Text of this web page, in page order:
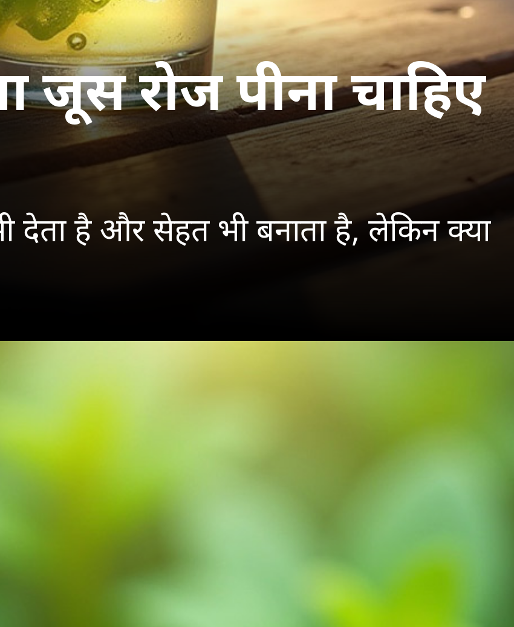
जूस रोज पीना चाहिए
देता है और सेहत भी बनाता है, लेकिन क्या